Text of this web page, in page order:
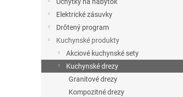
Elektrické zásuvky
Drôtený program
Kuchynské produkty
Akciové kuchynské sety
Kuchynské drezy
Granitové drezy
Kompozitné drezy